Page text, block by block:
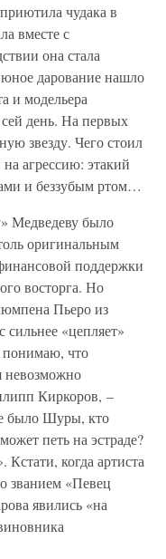
чудака в
вместе с
она стала
дарование нашло
и модельера
день. На первых
звезду. Чего стоил
агрессию: этакий
и беззубым ртом…
Медведеву было
оригинальным
поддержки
восторга. Но
Пьеро из
сильнее «цепляет»
что
невозможно
Киркоров, –
было Шуры, кто
петь на эстраде?
Кстати, когда артиста
званием «Певец
явились «на